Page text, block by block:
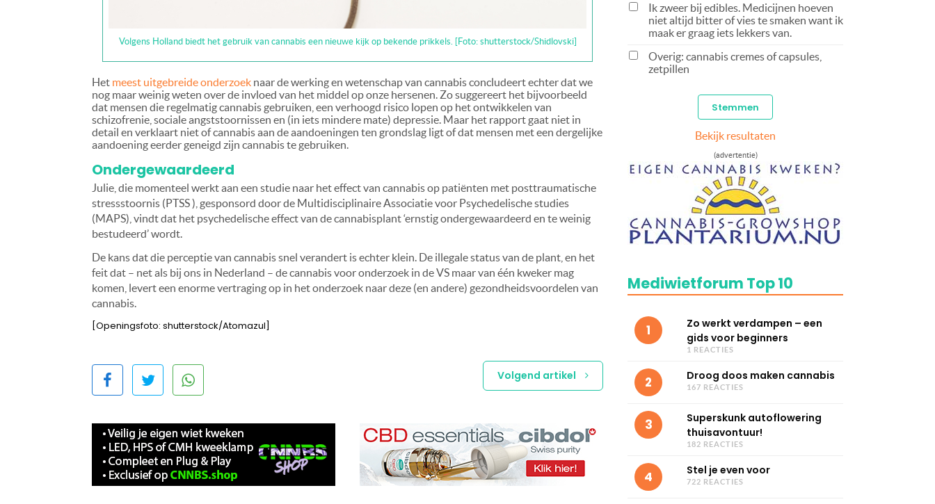
Volgens Holland biedt het gebruik van cannabis een nieuwe kijk op bekende prikkels. [Foto: shutterstock/Shidlovski]
Het meest uitgebreide onderzoek naar de werking en wetenschap van cannabis concludeert echter dat we
nog maar weinig weten over de invloed van het middel op onze hersenen. Zo suggereert het bijvoorbeeld
dat mensen die regelmatig cannabis gebruiken, een verhoogd risico lopen op het ontwikkelen van
schizofrenie, sociale angststoornissen en (in iets mindere mate) depressie. Maar het rapport gaat niet in
detail en verklaart niet of cannabis aan de aandoeningen ten grondslag ligt of dat mensen met een dergelijke
aandoening eerder geneigd zijn cannabis te gebruiken.
Ondergewaardeerd
Julie, die momenteel werkt aan een studie naar het effect van cannabis op patiënten met posttraumatische
stressstoornis (PTSS ), gesponsord door de Multidisciplinaire Associatie voor Psychedelische studies
(MAPS), vindt dat het psychedelische effect van de cannabisplant ‘ernstig ondergewaardeerd en te weinig
bestudeerd’ wordt.
De kans dat die perceptie van cannabis snel verandert is echter klein. De illegale status van de plant, en het
feit dat – net als bij ons in Nederland – de cannabis voor onderzoek in de VS maar van één kweker mag
komen, levert een enorme vertraging op in het onderzoek naar deze (en andere) gezondheidsvoordelen van
cannabis.
[Openingsfoto: shutterstock/Atomazul]
Volgend artikel
Ik zweer bij edibles. Medicijnen hoeven
niet altijd bitter of vies te smaken want ik
maak er graag iets lekkers van.
Overig: cannabis cremes of capsules,
zetpillen
Bekijk resultaten
(advertentie)
Mediwietforum Top 10
1
Zo werkt verdampen – een
gids voor beginners
1 REACTIES
2 Droog doos maken cannabis
167 REACTIES
3
Superskunk autoflowering
thuisavontuur!
182 REACTIES
4 Stel je even voor
722 REACTIES